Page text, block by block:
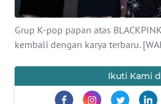
Grup K-pop papan atas
kembali dengan karya terbaru.
Ikuti Kami
SERBA-SERBI
PENDIDIKAN
OLAHRAGA